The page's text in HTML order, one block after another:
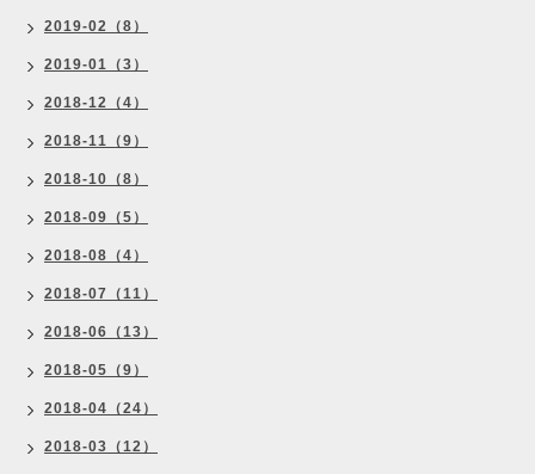
2019-02（8）
2019-01（3）
2018-12（4）
2018-11（9）
2018-10（8）
2018-09（5）
2018-08（4）
2018-07（11）
2018-06（13）
2018-05（9）
2018-04（24）
2018-03（12）